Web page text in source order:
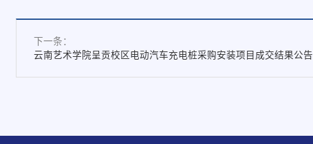
下一条：
云南艺术学院呈贡校区电动汽车充电桩采购安装项目成交结果公告